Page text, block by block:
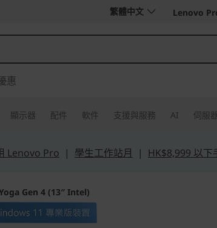
繁體中文 Lenovo
惠
顯示器 配件 軟件 支援與服務 AI 伺服
Lenovo Pro | 學生工作站月 | HK$8,999 以下
Gen 4 (13″ Intel)